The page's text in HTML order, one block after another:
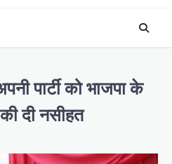
पार्टी को भाजपा के
दी नसीहत